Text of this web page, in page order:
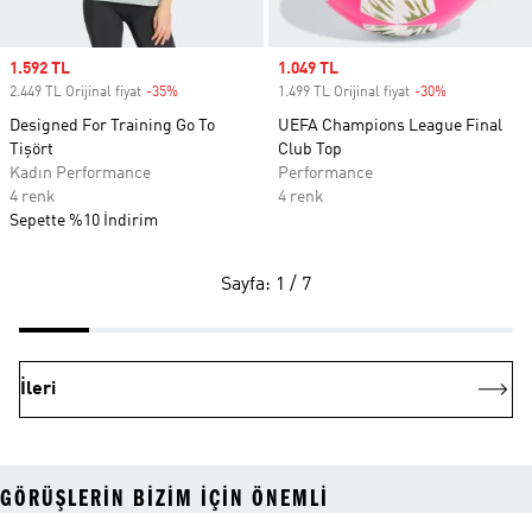
Sale price
1.592 TL
2.449 TL Orijinal fiyat -35%
Designed For Training Go To
Tişört
Kadın Performance
4 renk
Sepette %10 İndirim
Sale price
1.049 TL
1.499 TL Orijinal fiyat -30%
UEFA Champions League Final
Club Top
Performance
4 renk
Sayfa: 1 / 7
İleri
GÖRÜŞLERIN BIZIM IÇIN ÖNEMLI